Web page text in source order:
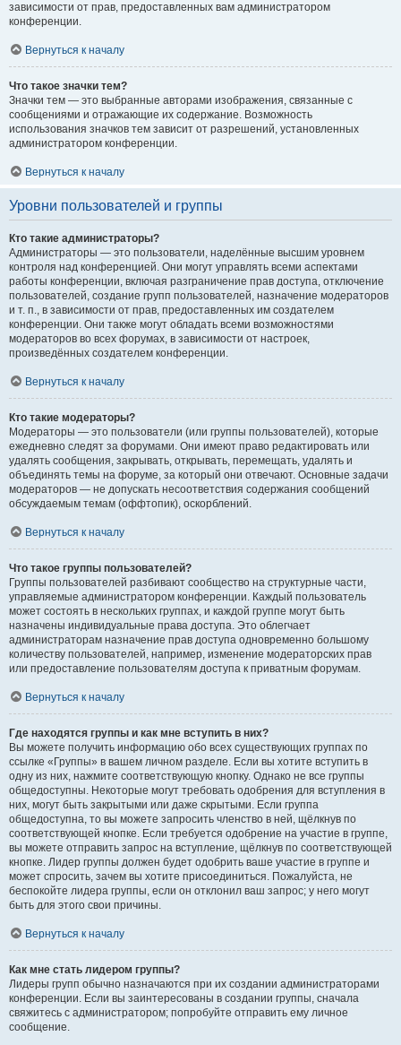
зависимости от прав, предоставленных вам администратором
конференции.
Вернуться к началу
Что такое значки тем?
Значки тем — это выбранные авторами изображения, связанные с
сообщениями и отражающие их содержание. Возможность
использования значков тем зависит от разрешений, установленных
администратором конференции.
Вернуться к началу
Уровни пользователей и группы
Кто такие администраторы?
Администраторы — это пользователи, наделённые высшим уровнем
контроля над конференцией. Они могут управлять всеми аспектами
работы конференции, включая разграничение прав доступа, отключение
пользователей, создание групп пользователей, назначение модераторов
и т. п., в зависимости от прав, предоставленных им создателем
конференции. Они также могут обладать всеми возможностями
модераторов во всех форумах, в зависимости от настроек,
произведённых создателем конференции.
Вернуться к началу
Кто такие модераторы?
Модераторы — это пользователи (или группы пользователей), которые
ежедневно следят за форумами. Они имеют право редактировать или
удалять сообщения, закрывать, открывать, перемещать, удалять и
объединять темы на форуме, за который они отвечают. Основные задачи
модераторов — не допускать несоответствия содержания сообщений
обсуждаемым темам (оффтопик), оскорблений.
Вернуться к началу
Что такое группы пользователей?
Группы пользователей разбивают сообщество на структурные части,
управляемые администратором конференции. Каждый пользователь
может состоять в нескольких группах, и каждой группе могут быть
назначены индивидуальные права доступа. Это облегчает
администраторам назначение прав доступа одновременно большому
количеству пользователей, например, изменение модераторских прав
или предоставление пользователям доступа к приватным форумам.
Вернуться к началу
Где находятся группы и как мне вступить в них?
Вы можете получить информацию обо всех существующих группах по
ссылке «Группы» в вашем личном разделе. Если вы хотите вступить в
одну из них, нажмите соответствующую кнопку. Однако не все группы
общедоступны. Некоторые могут требовать одобрения для вступления в
них, могут быть закрытыми или даже скрытыми. Если группа
общедоступна, то вы можете запросить членство в ней, щёлкнув по
соответствующей кнопке. Если требуется одобрение на участие в группе,
вы можете отправить запрос на вступление, щёлкнув по соответствующей
кнопке. Лидер группы должен будет одобрить ваше участие в группе и
может спросить, зачем вы хотите присоединиться. Пожалуйста, не
беспокойте лидера группы, если он отклонил ваш запрос; у него могут
быть для этого свои причины.
Вернуться к началу
Как мне стать лидером группы?
Лидеры групп обычно назначаются при их создании администраторами
конференции. Если вы заинтересованы в создании группы, сначала
свяжитесь с администратором; попробуйте отправить ему личное
сообщение.